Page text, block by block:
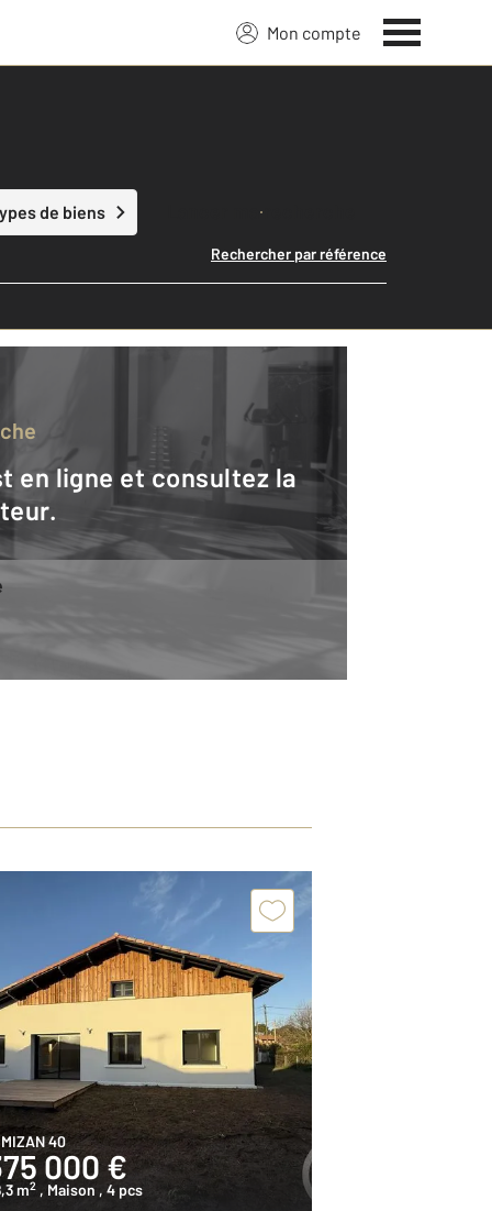
Mon compte
de biens Lancer ma recherche
Rechercher par référence
40
000 €
m2 , Maison , 4 pcs